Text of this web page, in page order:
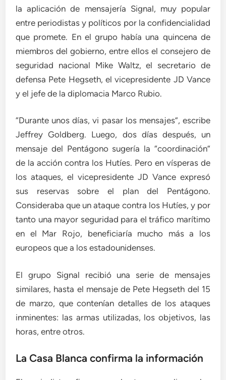
la aplicación de mensajería Signal, muy popular
entre periodistas y políticos por la confidencialidad
que promete. En el grupo había una quincena de
miembros del gobierno, entre ellos el consejero de
seguridad nacional Mike Waltz, el secretario de
defensa Pete Hegseth, el vicepresidente JD Vance
y el jefe de la diplomacia Marco Rubio.
“Durante unos días, vi pasar los mensajes”, escribe
Jeffrey Goldberg. Luego, dos días después, un
mensaje del Pentágono sugería la “coordinación”
de la acción contra los Hutíes. Pero en vísperas de
los ataques, el vicepresidente JD Vance expresó
sus reservas sobre el plan del Pentágono.
Consideraba que un ataque contra los Hutíes, y por
tanto una mayor seguridad para el tráfico marítimo
en el Mar Rojo, beneficiaría mucho más a los
europeos que a los estadounidenses.
El grupo Signal recibió una serie de mensajes
similares, hasta el mensaje de Pete Hegseth del 15
de marzo, que contenían detalles de los ataques
inminentes: las armas utilizadas, los objetivos, las
horas, entre otros.
La Casa Blanca confirma la información